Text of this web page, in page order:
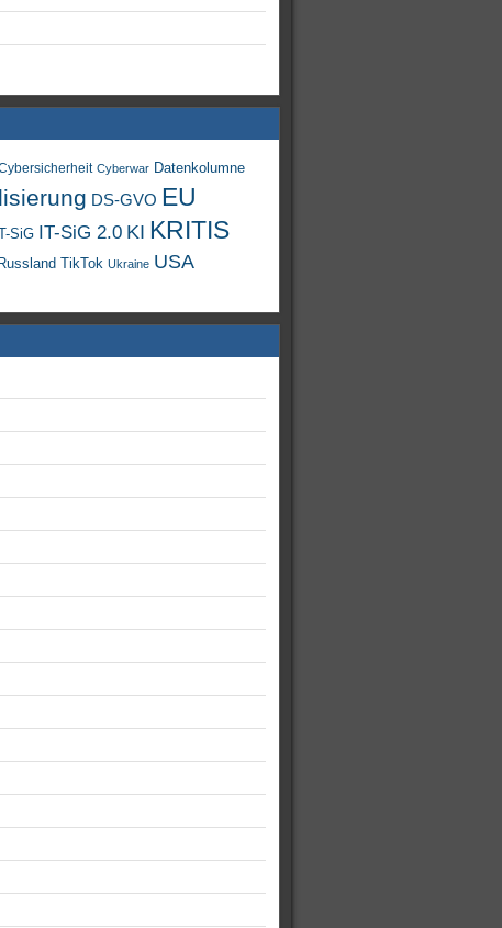
Cyberwar Datenkolumne
DS-GVO EU
SiG IT-SiG 2.0 KI KRITIS
Russland TikTok Ukraine USA